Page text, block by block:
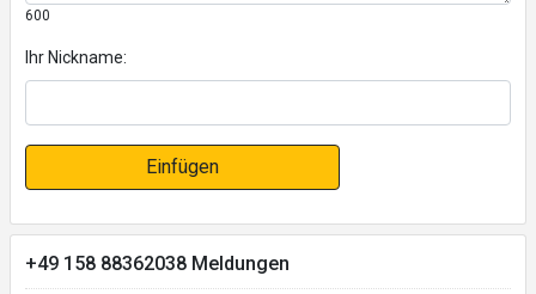
600
Ihr Nickname:
Einfügen
+49 158 88362038 Meldungen